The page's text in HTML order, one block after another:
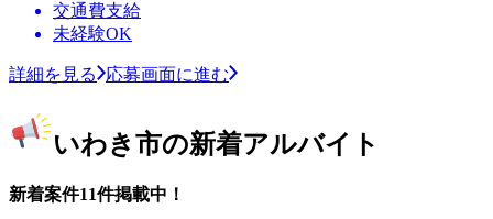
交通費支給
未経験OK
詳細を見る 応募画面に進む
いわき市の新着アルバイト
新着案件11件掲載中！